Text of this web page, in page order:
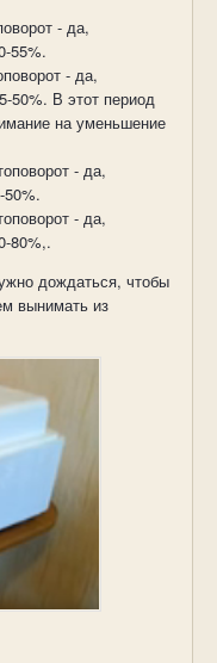
- да,
55%.
- да,
50%. В этот период
на уменьшение
- да,
- да,
80%,.
дождаться, чтобы
вынимать из